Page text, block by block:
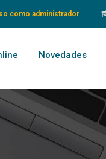
como administrador
Novedades